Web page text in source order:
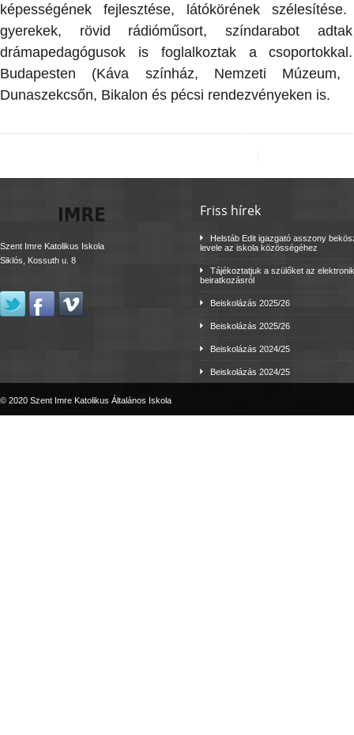
képességének fejlesztése, látókörének
gyerekek, rövid rádióműsort, színdarabot
drámapedagógusok is foglalkoztak a
Budapesten (Káva színház, Nemzeti
Dunaszekcsőn, Bikalon és pécsi rendezvényeken is.
Szent Imre Katolikus Iskola
Siklós, Kossuth u. 8
Friss hírek
Helstáb Edit igazgató asszony
levele az iskola közösségéhez
Tájékoztatjuk a szülőket az
beiratkozásról
Beiskolázás 2025/26
Beiskolázás 2025/26
Beiskolázás 2024/25
Beiskolázás 2024/25
© 2020 Szent Imre Katolikus Általános Iskola